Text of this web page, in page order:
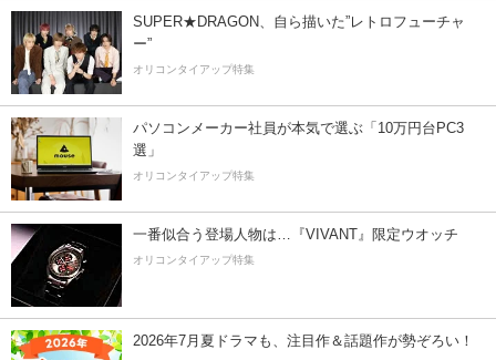
SUPER★DRAGON、自ら描いた”レトロフューチャ
ー”
オリコンタイアップ特集
パソコンメーカー社員が本気で選ぶ「10万円台PC3
選」
オリコンタイアップ特集
一番似合う登場人物は…『VIVANT』限定ウオッチ
オリコンタイアップ特集
2026年7月夏ドラマも、注目作＆話題作が勢ぞろい！